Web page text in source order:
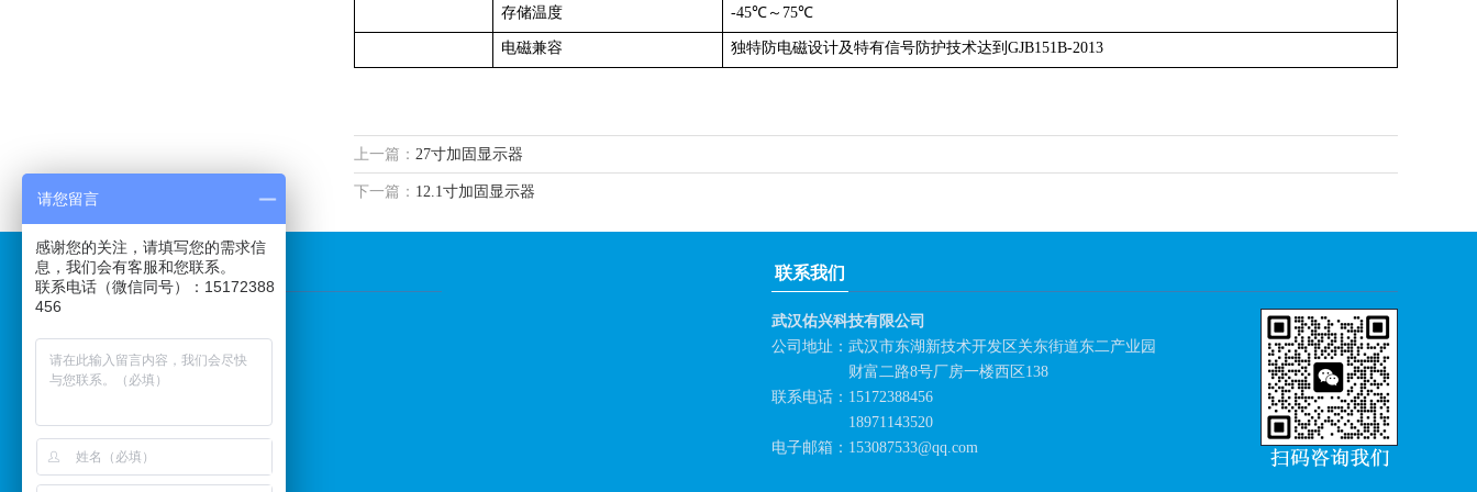
存储温度 -45℃～75℃
电磁兼容 独特防电磁设计及特有信号防护技术达到GJB151B-2013
上一篇： 27寸加固显示器
下一篇： 12.1寸加固显示器
快速导航
工业监视器
军用显示器
军用监视器
船用显示器
车载显示器
友情链接：
百度
淘宝网
联系我们
武汉佑兴科技有限公司
公司地址：武汉市东湖新技术开发区关东街道东二产业园
财富二路8号厂房一楼西区138
联系电话：15172388456
18971143520
电子邮箱：153087533@qq.com
请您留言
感谢您的关注，请填写您的需求信
息，我们会有客服和您联系。
联系电话（微信同号）：15172388
456